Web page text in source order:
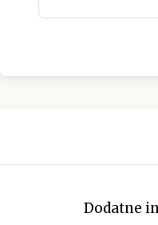
Dodatne